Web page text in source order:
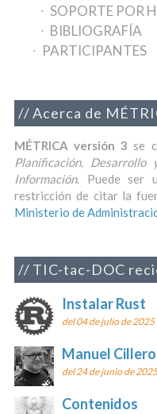
SOPORTE POR
BIBLIOGRAFÍA
PARTICIPANTES
Acerca de
MÉTRICA versión 3 se
Planificación,
Información. Puede ser
restricción de citar la
Ministerio de
TIC-tac-DOC
Instalar Rust
del 04 de julio de 2025
Manuel Cillero
del 24 de junio de 2025
Contenidos